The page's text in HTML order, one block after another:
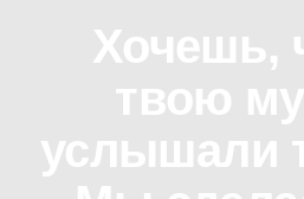
Мы в Телеграм
Мы в ВКонтакте